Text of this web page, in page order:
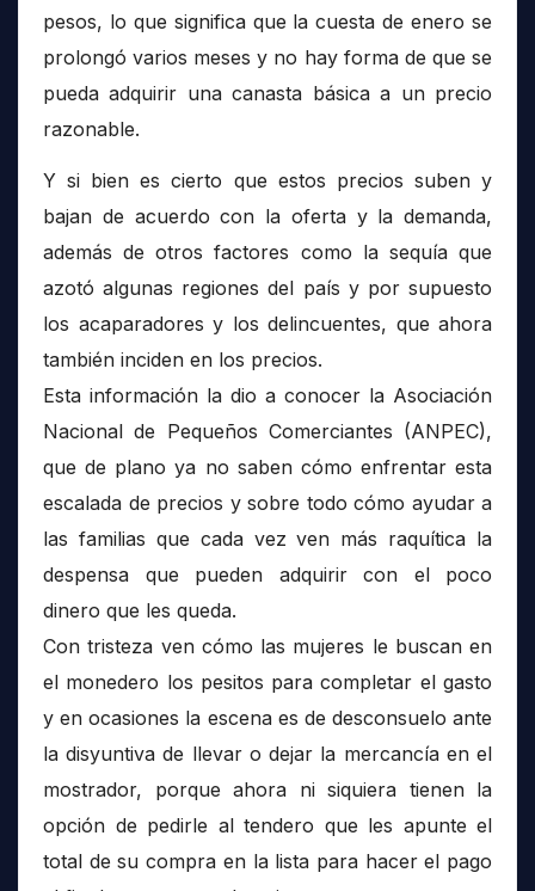
pesos, lo que significa que la cuesta de enero se
prolongó varios meses y no hay forma de que se
pueda adquirir una canasta básica a un precio
razonable.
Y si bien es cierto que estos precios suben y
bajan de acuerdo con la oferta y la demanda,
además de otros factores como la sequía que
azotó algunas regiones del país y por supuesto
los acaparadores y los delincuentes, que ahora
también inciden en los precios.
Esta información la dio a conocer la Asociación
Nacional de Pequeños Comerciantes (ANPEC),
que de plano ya no saben cómo enfrentar esta
escalada de precios y sobre todo cómo ayudar a
las familias que cada vez ven más raquítica la
despensa que pueden adquirir con el poco
dinero que les queda.
Con tristeza ven cómo las mujeres le buscan en
el monedero los pesitos para completar el gasto
y en ocasiones la escena es de desconsuelo ante
la disyuntiva de llevar o dejar la mercancía en el
mostrador, porque ahora ni siquiera tienen la
opción de pedirle al tendero que les apunte el
total de su compra en la lista para hacer el pago